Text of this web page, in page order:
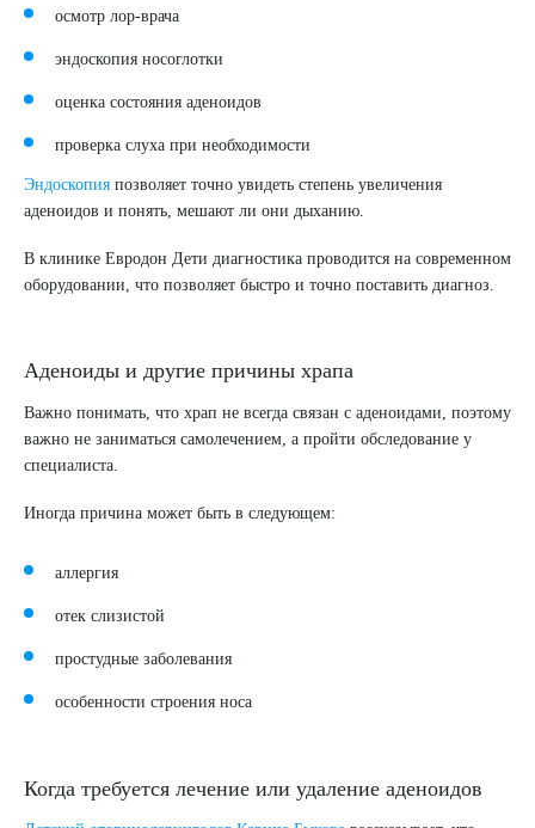
осмотр лор-врача
эндоскопия носоглотки
оценка состояния аденоидов
проверка слуха при необходимости
Эндоскопия позволяет точно увидеть степень увеличения
аденоидов и понять, мешают ли они дыханию.
В клинике Евродон Дети диагностика проводится на современном
оборудовании, что позволяет быстро и точно поставить диагноз.
Аденоиды и другие причины храпа
Важно понимать, что храп не всегда связан с аденоидами, поэтому
важно не заниматься самолечением, а пройти обследование у
специалиста.
Иногда причина может быть в следующем:
аллергия
отек слизистой
простудные заболевания
особенности строения носа
Когда требуется лечение или удаление аденоидов
Выберите сопутствующую услугу